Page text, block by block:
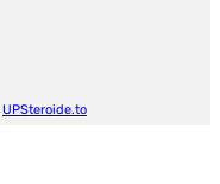
UPSteroide.to